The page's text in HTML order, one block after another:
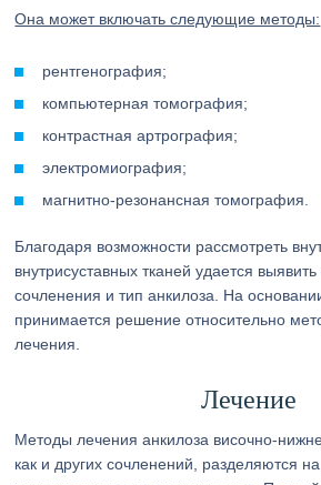
Она может включать следующие методы:
рентгенография;
компьютерная томография;
контрастная артрография;
электромиография;
магнитно-резонансная томография.
Благодаря возможности рассмотреть
внутрисуставных тканей удается
сочленения и тип анкилоза. На
принимается решение относительно
лечения.
Лечение
Методы лечения анкилоза височно-
как и других сочленений, разделяются